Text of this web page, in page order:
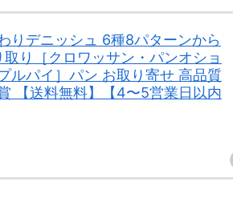
りデニッシュ 6種8パターンから
り［クロワッサン・パンオショ
ルパイ］パン お取り寄せ 高品質
【送料無料】【4〜5営業日以内